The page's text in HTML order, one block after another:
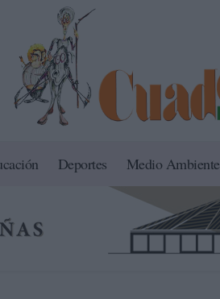
Deportes Medio Ambiente